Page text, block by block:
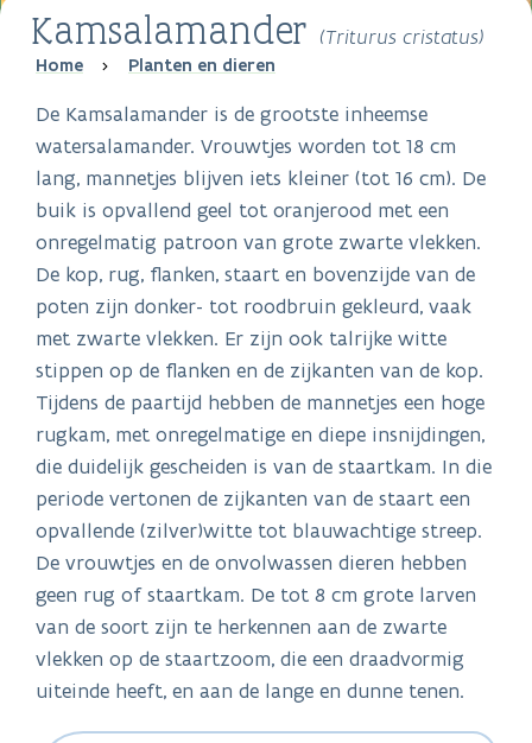
Kamsalamander (Triturus cristatus)
Breadcrumb
Home Planten en dieren
De Kamsalamander is de grootste inheemse
watersalamander. Vrouwtjes worden tot 18 cm
lang, mannetjes blijven iets kleiner (tot 16 cm). De
buik is opvallend geel tot oranjerood met een
onregelmatig patroon van grote zwarte vlekken.
De kop, rug, flanken, staart en bovenzijde van de
poten zijn donker- tot roodbruin gekleurd, vaak
met zwarte vlekken. Er zijn ook talrijke witte
stippen op de flanken en de zijkanten van de kop.
Tijdens de paartijd hebben de mannetjes een hoge
rugkam, met onregelmatige en diepe insnijdingen,
die duidelijk gescheiden is van de staartkam. In die
periode vertonen de zijkanten van de staart een
opvallende (zilver)witte tot blauwachtige streep.
De vrouwtjes en de onvolwassen dieren hebben
geen rug of staartkam. De tot 8 cm grote larven
van de soort zijn te herkennen aan de zwarte
vlekken op de staartzoom, die een draadvormig
uiteinde heeft, en aan de lange en dunne tenen.